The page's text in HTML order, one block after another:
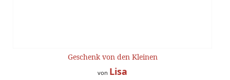
Geschenk von den Kleinen
von Lisa